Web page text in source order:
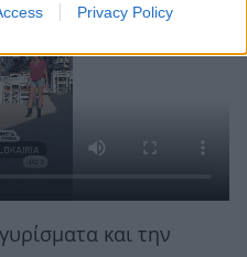
Privacy Policy
και την